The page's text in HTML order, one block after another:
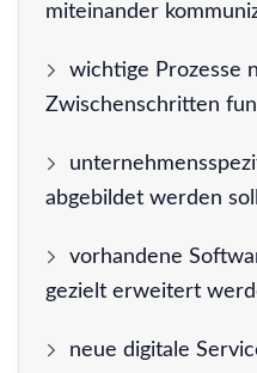
miteinander
wichtige Prozesse
Zwischenschritten
abgebildet werden
vorhandene
gezielt erweitert
neue digitale